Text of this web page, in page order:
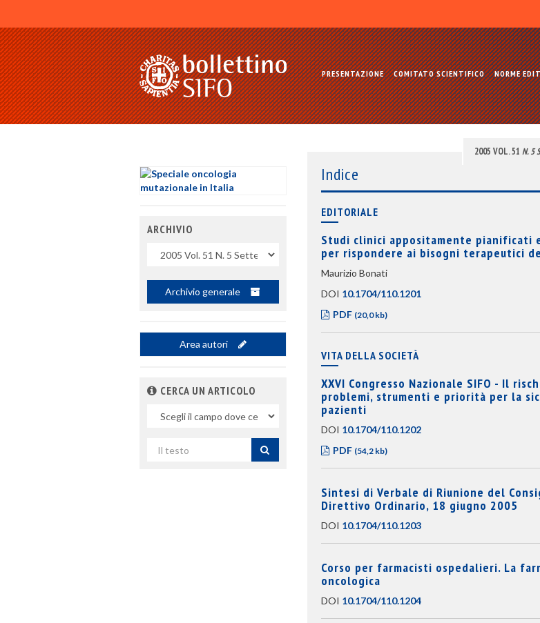
PRESENTAZIONE COMITATO SCIENTIFICO NORME
2005 VOL. 51 N. 5
Indice
EDITORIALE
Studi clinici appositamente pianificati
per rispondere ai bisogni terapeutici
Maurizio Bonati
DOI 10.1704/110.1201
PDF (20,0 kb)
VITA DELLA SOCIETÀ
XXVI Congresso Nazionale SIFO - Il
problemi, strumenti e priorità per la
pazienti
DOI 10.1704/110.1202
PDF (54,2 kb)
Sintesi di Verbale di Riunione del
Direttivo Ordinario, 18 giugno 2005
DOI 10.1704/110.1203
Corso per farmacisti ospedalieri. La
oncologica
DOI 10.1704/110.1204
ARCHIVIO
Archivio generale
Area autori
CERCA UN ARTICOLO
campo
per